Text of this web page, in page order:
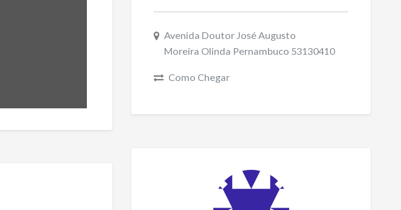
Avenida Doutor José Augusto
Moreira Olinda Pernambuco 53130410
Como Chegar